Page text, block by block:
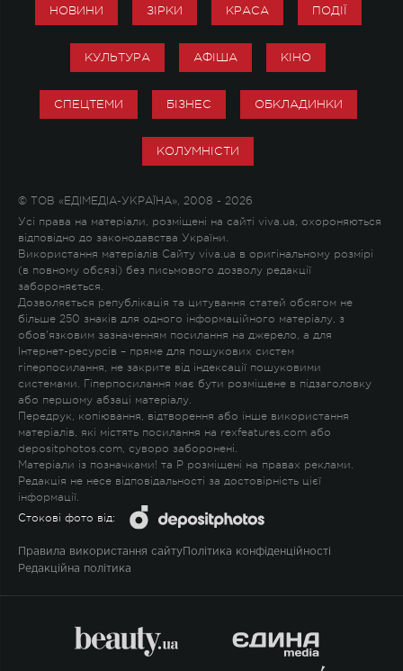
НОВИНИ ЗІРКИ КРАСА ПОДІЇ
КУЛЬТУРА АФІША КІНО
СПЕЦТЕМИ БІЗНЕС ОБКЛАДИНКИ
КОЛУМНІСТИ
© ТОВ «ЕДІМЕДІА-УКРАЇНА», 2008 - 2026
Усі права на матеріали, розміщені на сайті viva.ua, охороняються
відповідно до законодавства України.
Використання матеріалів Сайту viva.ua в оригінальному розмірі
(в повному обсязі) без письмового дозволу редакції
забороняється.
Дозволяється републікація та цитування статей обсягом не
більше 250 знаків для одного інформаційного матеріалу, з
обов'язковим зазначенням посилання на джерело, а для
Інтернет-ресурсів – пряме для пошукових систем
гіперпосилання, не закрите від індексації пошуковими
системами. Гіперпосилання має бути розміщене в підзаголовку
або першому абзаці матеріалу.
Передрук, копіювання, відтворення або інше використання
матеріалів, які містять посилання на rexfeatures.com або
depositphotos.com, суворо заборонені.
Матеріали із позначками! та P розміщені на правах реклами.
Редакція не несе відповідальності за достовірність цієї
інформації.
Стокові фото від:
Правила використання сайту Політика конфіденційності
Редакційна політика